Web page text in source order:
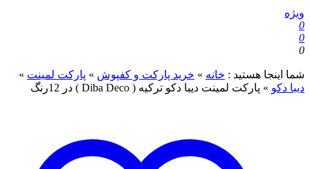
ویژه
0
0
0
شما اینجا هستید : خانه » خرید پارکت و کفپوش » پارکت لمینت »
دیبا دکو » پارکت لمینت دیبا دکو ترکیه ( Diba Deco ) در 12رنگ